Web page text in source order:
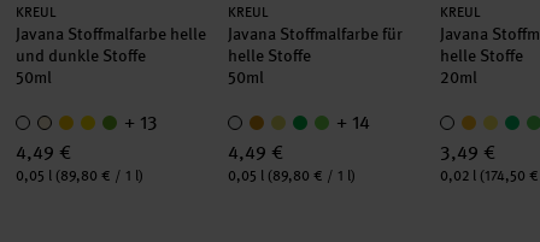
Hersteller:
KREUL
Javana Stoffmalfarbe helle
und dunkle Stoffe
50ml
+ 13
4,49 €
Inhalt:
0,05 l (89,80 € / 1 l)
Hersteller:
KREUL
Javana Stoffmalfarbe für
helle Stoffe
50ml
+ 14
4,49 €
Inhalt:
0,05 l (89,80 € / 1 l)
Hersteller:
KREUL
Javana
helle Stoffe
20ml
3,49 €
Inhalt:
0,02 l (174,50